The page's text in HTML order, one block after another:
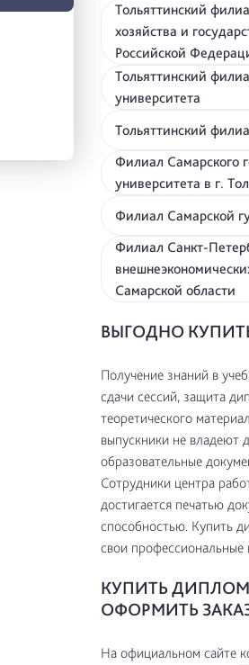
Тольяттинский
хозяйства и
Российской
Тольяттинский
университета
Тольяттинский
Филиал Самарского
университета в г.
Филиал Самарской
Филиал Санкт-
Самарской области
ВЫГОДНО
Получение знаний в
сдачи сессий, защита
теоретического
выпускники не владеют
образовательные
Сотрудники центра
достигается печатью
способностью. Купить
свои
КУПИТЬ
ОФОРМИТЬ
На официальном сайте